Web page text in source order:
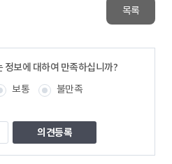
목록
정보에 대하여 만족하십니까?
보통
불만족